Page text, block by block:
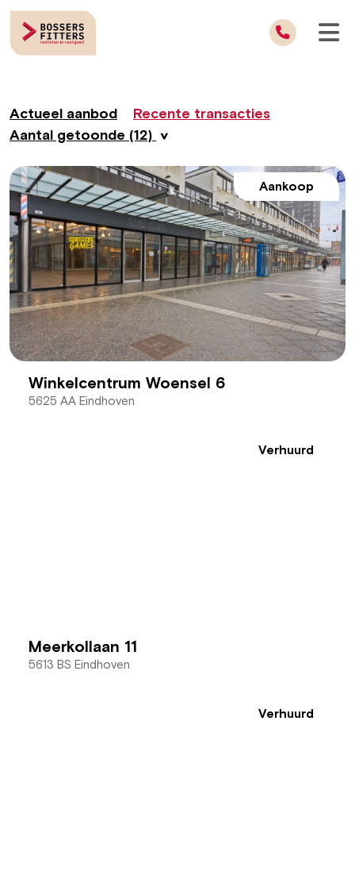
Actueel aanbod
Recente transacties
Aantal getoonde (12)
Aankoop
Winkelcentrum Woensel 6
5625 AA Eindhoven
Verhuurd
Meerkollaan 11
5613 BS Eindhoven
Verhuurd